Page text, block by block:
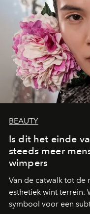
BEAUTY
Is dit het einde
steeds meer
wimpers
Van de catwalk tot de
esthetiek wint terrein.
symbool voor een